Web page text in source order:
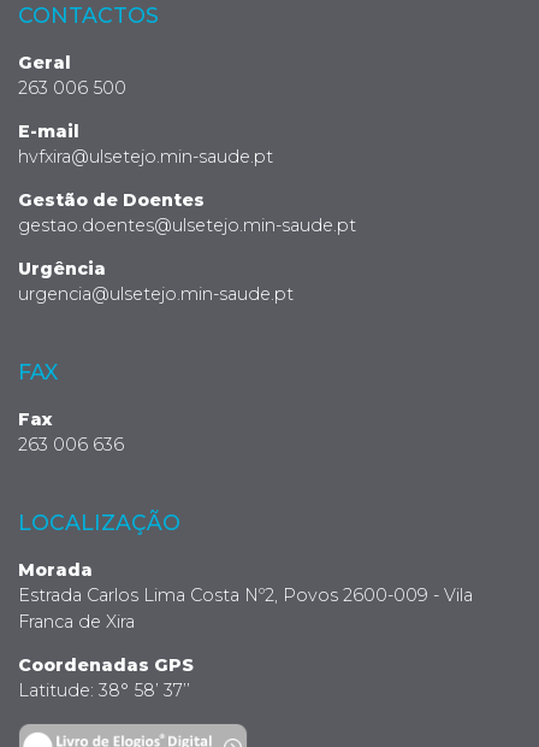
CONTACTOS
Geral
263 006 500
E-mail
hvfxira@ulsetejo.min-saude.pt
Gestão de Doentes
gestao.doentes@ulsetejo.min-saude.pt
Urgência
urgencia@ulsetejo.min-saude.pt
FAX
Fax
263 006 636
LOCALIZAÇÃO
Morada
Estrada Carlos Lima Costa Nº2, Povos 2600-009 - Vila
Franca de Xira
Coordenadas GPS
Latitude: 38° 58’ 37’’